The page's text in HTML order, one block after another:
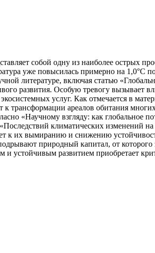
собой одну из наиболее острых
уже повысилась примерно на 1,0°C
литературе, включая статью
развития. Особую тревогу вызывает
услуг. Как отмечается в
к трансформации ареалов обитания
«Научному взгляду: как глобальное
климатических изменений на
к их вымиранию и снижению
природный капитал, от которого
и устойчивым развитием приобретает